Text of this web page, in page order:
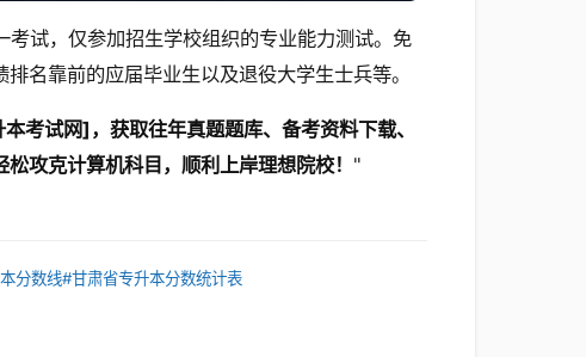
试，仅参加招生学校组织的专业能力测试。免
名靠前的应届毕业生以及退役大学生士兵等。
考试网]，获取往年真题题库、备考资料下载、
攻克计算机科目，顺利上岸理想院校！ "
分数线#甘肃省专升本分数统计表